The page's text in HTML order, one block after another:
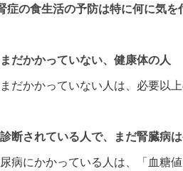
症の食生活の予防は特に何に気を
だかかっていない、健康体の人
だかかっていない人は、必要以
断されている人で、まだ腎臓病
病にかかっている人は、「血糖